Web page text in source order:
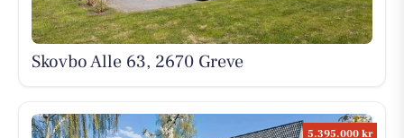
Skovbo Alle 63, 2670 Greve
5.395.000 kr